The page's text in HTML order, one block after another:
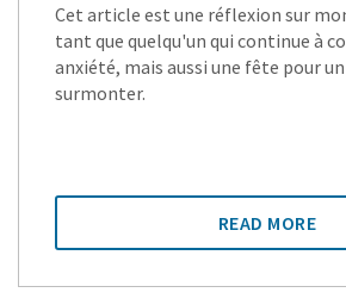
Cet article est une réflexion sur
tant que quelqu'un qui continue à
anxiété, mais aussi une fête pour
surmonter.
READ MORE